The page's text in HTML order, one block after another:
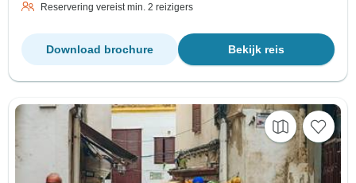
Reservering vereist min. 2 reizigers
Bekijk reis
Download brochure